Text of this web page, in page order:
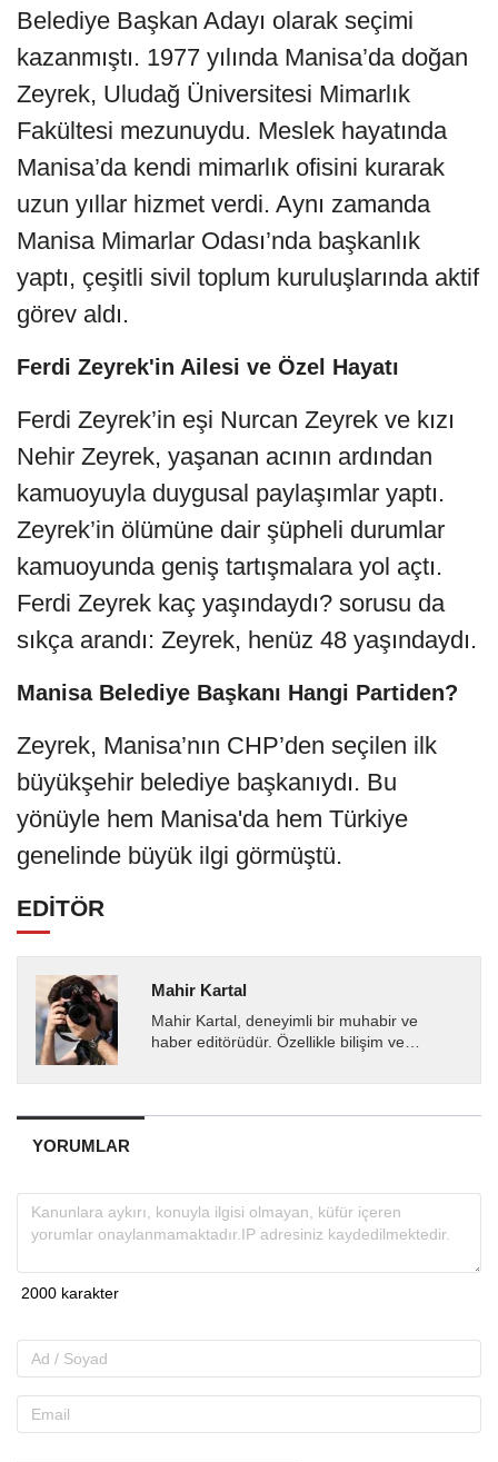
Belediye Başkan Adayı olarak seçimi
kazanmıştı. 1977 yılında Manisa’da doğan
Zeyrek, Uludağ Üniversitesi Mimarlık
Fakültesi mezunuydu. Meslek hayatında
Manisa’da kendi mimarlık ofisini kurarak
uzun yıllar hizmet verdi. Aynı zamanda
Manisa Mimarlar Odası’nda başkanlık
yaptı, çeşitli sivil toplum kuruluşlarında aktif
görev aldı.
Ferdi Zeyrek'in Ailesi ve Özel Hayatı
Ferdi Zeyrek’in eşi Nurcan Zeyrek ve kızı
Nehir Zeyrek, yaşanan acının ardından
kamuoyuyla duygusal paylaşımlar yaptı.
Zeyrek’in ölümüne dair şüpheli durumlar
kamuoyunda geniş tartışmalara yol açtı.
Ferdi Zeyrek kaç yaşındaydı? sorusu da
sıkça arandı: Zeyrek, henüz 48 yaşındaydı.
Manisa Belediye Başkanı Hangi Partiden?
Zeyrek, Manisa’nın CHP’den seçilen ilk
büyükşehir belediye başkanıydı. Bu
yönüyle hem Manisa'da hem Türkiye
genelinde büyük ilgi görmüştü.
EDİTÖR
Mahir Kartal
Mahir Kartal, deneyimli bir muhabir ve
haber editörüdür. Özellikle bilişim ve
gelişmeleri okuyuculara...
YORUMLAR